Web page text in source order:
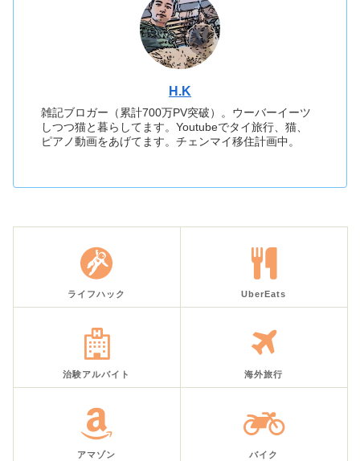
H.K
雑記ブロガー（累計700万PV突破）。ウーバーイーツ
しつつ猫と暮らしてます。Youtubeでタイ旅行、猫、
ピアノ動画をあげてます。チェンマイ移住計画中。
ライフハック UberEats
治験アルバイト 海外旅行
アマゾン バイク